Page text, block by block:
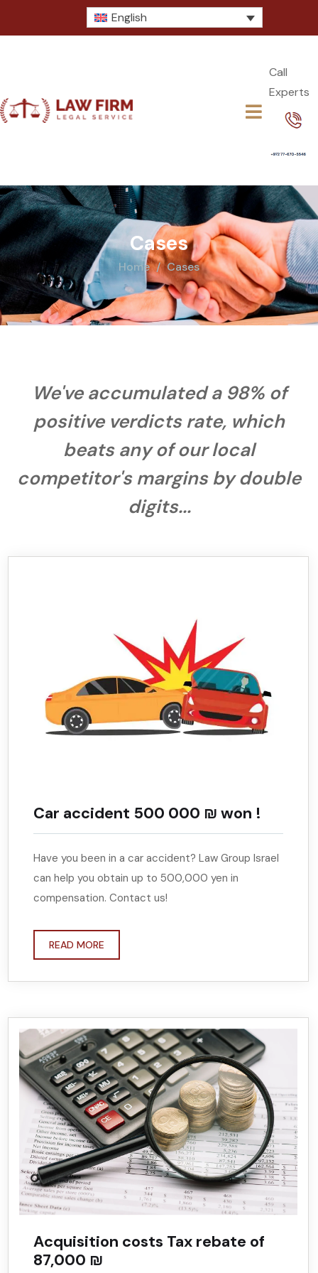
English
Call
Experts​
Cases
Home Cases
We've accumulated a 98% of
positive verdicts rate, which
beats any of our local
competitor's margins by double
digits...
Car accident 500 000 ₪ won !
Have you been in a car accident? Law Group Israel
can help you obtain up to 500,000 yen in
compensation. Contact us!
READ MORE
Acquisition costs Tax rebate of
87,000 ₪